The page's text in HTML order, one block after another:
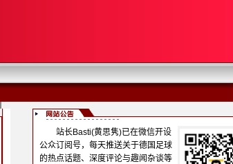
站长Basti(黄思隽)已在微信开设
公众订阅号，每天推送关于德国足球
的热点话题、深度评论与趣闻杂谈等